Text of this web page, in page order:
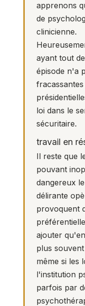
apprenons
de
clinicienne.
ayant tout
épisode n'a
loi dans le
sécuritaire.
travail en
Il reste que
pouvant
dangereux
délirante
provoquent
ajouter
plus
même si les
l'institution
parfois par